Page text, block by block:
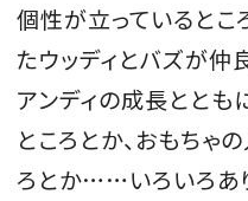
個性が立っているとこ
たウッディとバズが仲
アンディの成長ととも
ところとか、おもちゃ
ろとか……いろいろあ